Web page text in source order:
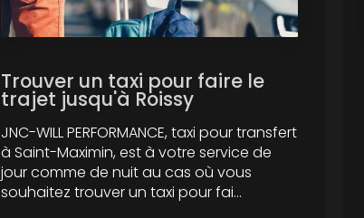
Trouver un taxi pour faire le
trajet jusqu'à Roissy
JNC-WILL PERFORMANCE, taxi pour transfert
à Saint-Maximin, est à votre service de
jour comme de nuit au cas où vous
souhaitez trouver un taxi pour fai...